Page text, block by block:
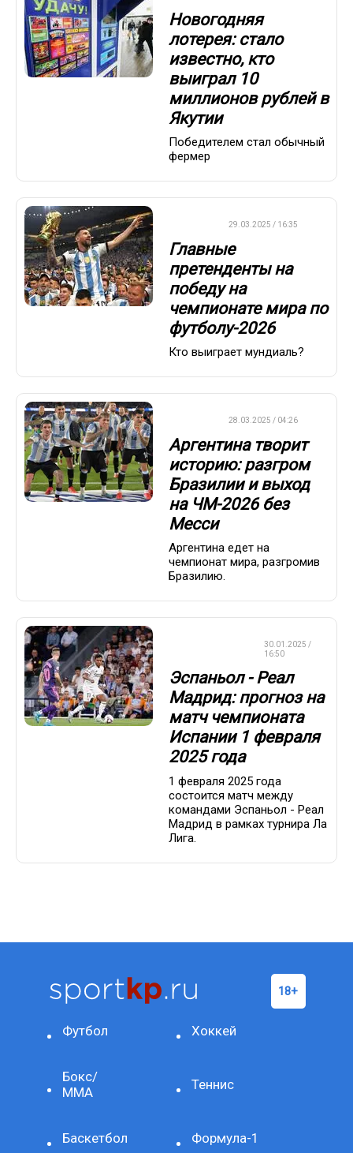
Новогодняя
лотерея: стало
известно, кто
выиграл 10
миллионов рублей в
Якутии
Победителем стал обычный
фермер
29.03.2025 / 16:35
Главные
претенденты на
победу на
чемпионате мира по
футболу-2026
Кто выиграет мундиаль?
28.03.2025 / 04:26
Аргентина творит
историю: разгром
Бразилии и выход
на ЧМ-2026 без
Месси
Аргентина едет на
чемпионат мира, разгромив
Бразилию.
30.01.2025 /
16:50
Эспаньол - Реал
Мадрид: прогноз на
матч чемпионата
Испании 1 февраля
2025 года
1 февраля 2025 года
состоится матч между
командами Эспаньол - Реал
Мадрид в рамках турнира Ла
Лига.
Футбол Хоккей
Бокс/
ММА
Теннис
Баскетбол Формула-1